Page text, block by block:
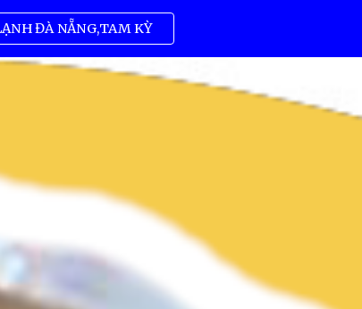
ĐÀ NẴNG,TAM KỲ